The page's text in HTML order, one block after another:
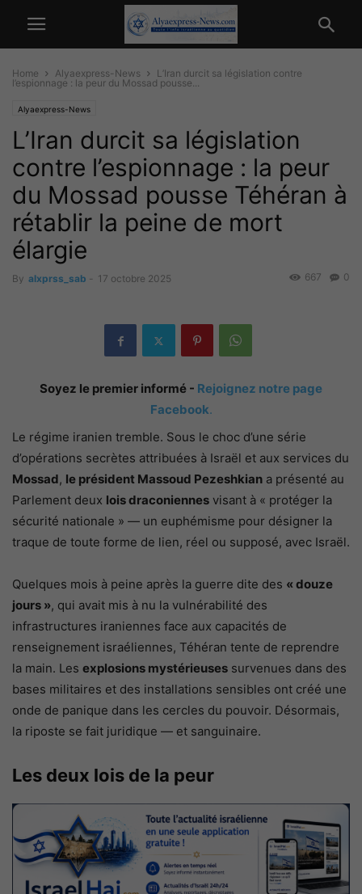
Home Alyaexpress-News
L’Iran durcit sa législation contre
l’espionnage : la peur du Mossad pousse...
Alyaexpress-News
L’Iran durcit sa législation
contre l’espionnage : la peur
du Mossad pousse Téhéran à
rétablir la peine de mort
élargie
By alxprss_sab - 17 octobre 2025 0
667
Soyez le premier informé - Rejoignez notre page
Facebook.
Le régime iranien tremble. Sous le choc d’une série
d’opérations secrètes attribuées à Israël et aux services du
Mossad, le président Massoud Pezeshkian a présenté au
Parlement deux lois draconiennes visant à « protéger la
sécurité nationale » — un euphémisme pour désigner la
traque de toute forme de lien, réel ou supposé, avec Israël.
Quelques mois à peine après la guerre dite des « douze
jours », qui avait mis à nu la vulnérabilité des
infrastructures iraniennes face aux capacités de
renseignement israéliennes, Téhéran tente de reprendre
la main. Les explosions mystérieuses survenues dans des
bases militaires et des installations sensibles ont créé une
onde de panique dans les cercles du pouvoir. Désormais,
la riposte se fait juridique — et sanguinaire.
Les deux lois de la peur